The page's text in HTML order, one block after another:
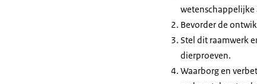
wetenschappelijke
Bevorder de
Stel dit raamwerk
dierproeven.
Waarborg en